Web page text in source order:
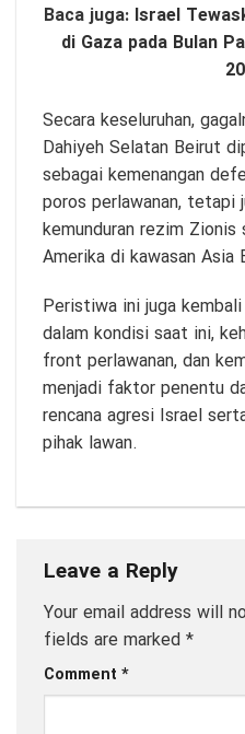
Baca juga: Israel
di Gaza pada Bulan
Secara keseluruhan,
Dahiyeh Selatan Beirut
sebagai kemenangan
poros perlawanan, tetapi
kemunduran rezim
Amerika di kawasan Asia
Peristiwa ini juga
dalam kondisi saat ini,
front perlawanan, dan
menjadi faktor penentu
rencana agresi Israel
pihak lawan.
Leave a Reply
Your email address will
fields are marked *
Comment *